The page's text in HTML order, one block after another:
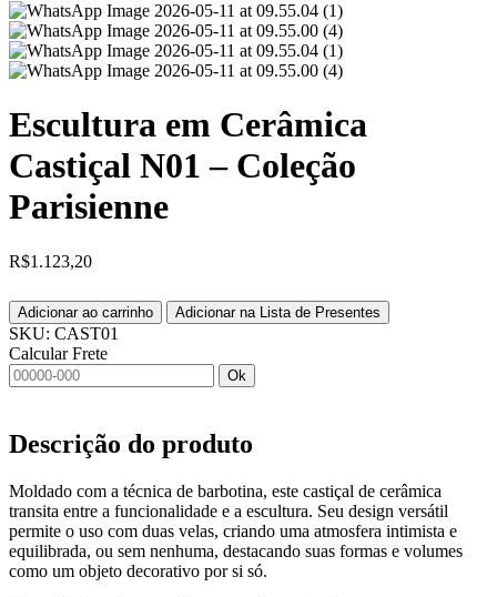
Escultura em Cerâmica
Castiçal N01 – Coleção
Parisienne
R$1.123,20
Adicionar ao carrinho Adicionar na Lista de Presentes
SKU: CAST01
Calcular Frete
Ok
Descrição do produto
Moldado com a técnica de barbotina, este castiçal de cerâmica
transita entre a funcionalidade e a escultura. Seu design versátil
permite o uso com duas velas, criando uma atmosfera intimista e
equilibrada, ou sem nenhuma, destacando suas formas e volumes
como um objeto decorativo por si só.